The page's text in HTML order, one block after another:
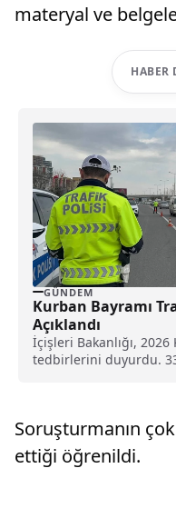
materyal ve
HABER
GÜNDEM
Kurban Bayramı
Açıklandı
İçişleri Bakanlığı,
tedbirlerini duyurdu.
Soruşturmanın
ettiği öğrenildi.